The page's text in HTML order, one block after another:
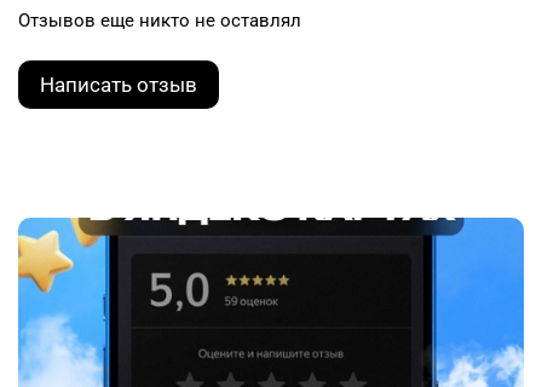
Отзывов еще никто не оставлял
Написать отзыв